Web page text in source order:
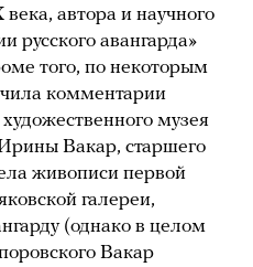
века, автора и научного
русского авангарда»
того, по некоторым
комментарии
музея
Вакар, старшего
живописи первой
галереи,
(однако в целом
Вакар